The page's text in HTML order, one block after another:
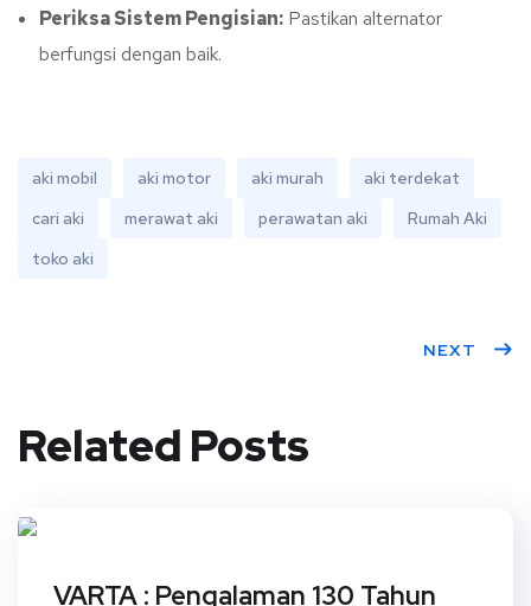
Periksa Sistem Pengisian: Pastikan alternator
berfungsi dengan baik.
aki mobil aki motor aki murah
aki terdekat
cari aki
merawat aki perawatan aki
Rumah Aki
toko aki
NEXT
Related Posts
VARTA : Pengalaman 130 Tahun